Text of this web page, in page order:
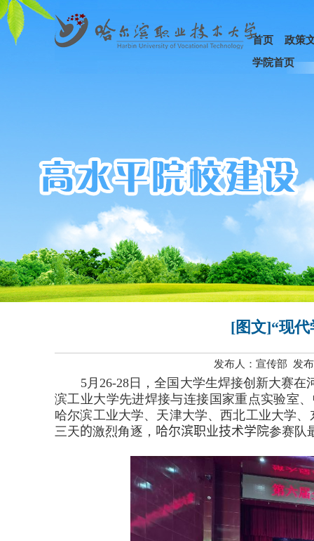
首页
政策
学院首页
[图文]“现
发布人：宣传部 发
5月26-28 日，全国大学生焊接创新大赛
滨工业大学先进焊接与连接国家重点实验室
哈尔滨工业大学、天津大学、西北工业大学
三天的激烈角逐， 哈尔滨职业技术学院参赛队